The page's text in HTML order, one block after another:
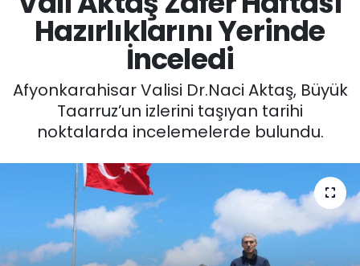
Hazırlıklarını Yerinde
İnceledi
Afyonkarahisar Valisi Dr.Naci Aktaş, Büyük
Taarruz’un izlerini taşıyan tarihi
noktalarda incelemelerde bulundu.
ASAYİŞ
SİYASET
EĞİTİM
MAGAZİN
SAĞLIK
SPOR
Afyonkarahisar Namaz Vakitleri
Afyonkarahisar Trafik Yoğunluk Haritası
Süper Lig Puan Durumu ve Fikstür
Tüm Manşetler
Son Dakika Haberleri
Haber Arşivi